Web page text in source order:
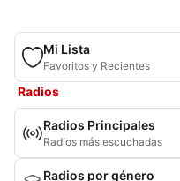
Mi Lista
Favoritos y Recientes
Radios
Radios Principales
Radios más escuchadas
Radios por género